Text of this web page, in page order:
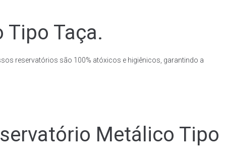
Tipo Taça.
reservatórios são 100% atóxicos e higiênicos, garantindo a
Metálico Tipo